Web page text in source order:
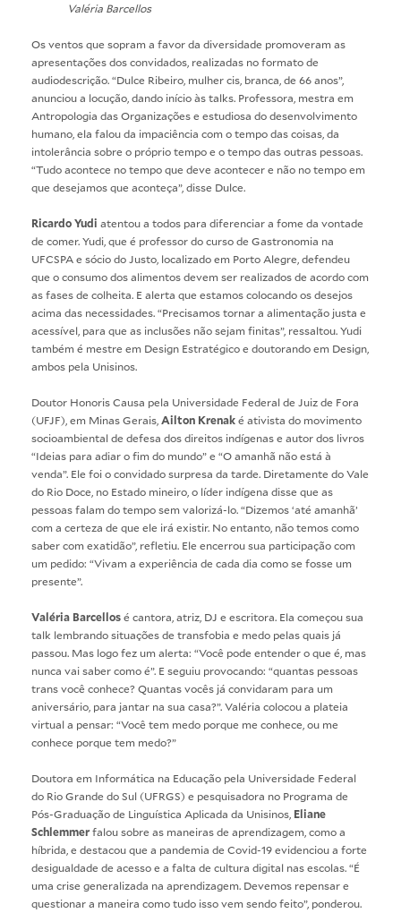
Valéria Barcellos
Os ventos que sopram a favor da diversidade promoveram as
apresentações dos convidados, realizadas no formato de
audiodescrição. “Dulce Ribeiro, mulher cis, branca, de 66 anos”,
anunciou a locução, dando início às talks. Professora, mestra em
Antropologia das Organizações e estudiosa do desenvolvimento
humano, ela falou da impaciência com o tempo das coisas, da
intolerância sobre o próprio tempo e o tempo das outras pessoas.
“Tudo acontece no tempo que deve acontecer e não no tempo em
que desejamos que aconteça”, disse Dulce.
Ricardo Yudi atentou a todos para diferenciar a fome da vontade
de comer. Yudi, que é professor do curso de Gastronomia na
UFCSPA e sócio do Justo, localizado em Porto Alegre, defendeu
que o consumo dos alimentos devem ser realizados de acordo com
as fases de colheita. E alerta que estamos colocando os desejos
acima das necessidades. “Precisamos tornar a alimentação justa e
acessível, para que as inclusões não sejam finitas”, ressaltou. Yudi
também é mestre em Design Estratégico e doutorando em Design,
ambos pela Unisinos.
Doutor Honoris Causa pela Universidade Federal de Juiz de Fora
(UFJF), em Minas Gerais,Ailton Krenaké ativista do movimento
socioambiental de defesa dos direitos indígenas e autor dos livros
“Ideias para adiar o fim do mundo” e “O amanhã não está à
venda”. Ele foi o convidado surpresa da tarde. Diretamente do Vale
do Rio Doce, no Estado mineiro, o líder indígena disse que as
pessoas falam do tempo sem valorizá-lo. “Dizemos ‘até amanhã’
com a certeza de que ele irá existir. No entanto, não temos como
saber com exatidão”, refletiu. Ele encerrou sua participação com
um pedido: “Vivam a experiência de cada dia como se fosse um
presente”.
Valéria Barcellosé cantora, atriz, DJ e escritora. Ela começou sua
talk lembrando situações de transfobia e medo pelas quais já
passou. Mas logo fez um alerta: “Você pode entender o que é, mas
nunca vai saber como é”. E seguiu provocando: “quantas pessoas
trans você conhece? Quantas vocês já convidaram para um
aniversário, para jantar na sua casa?”. Valéria colocou a plateia
virtual a pensar: “Você tem medo porque me conhece, ou me
conhece porque tem medo?”
Doutora em Informática na Educação pela Universidade Federal
do Rio Grande do Sul (UFRGS) e pesquisadora no Programa de
Pós-Graduação de Linguística Aplicada da Unisinos, Eliane
Schlemmerfalou sobre as maneiras de aprendizagem, como a
híbrida, e destacou que a pandemia de Covid-19 evidenciou a forte
desigualdade de acesso e a falta de cultura digital nas escolas. “É
uma crise generalizada na aprendizagem. Devemos repensar e
questionar a maneira como tudo isso vem sendo feito”, ponderou.